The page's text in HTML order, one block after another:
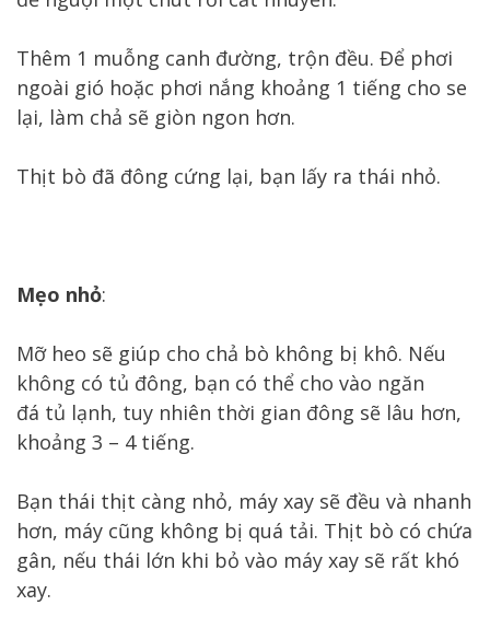
Thêm 1 muỗng canh đường, trộn đều. Để phơi
ngoài gió hoặc phơi nắng khoảng 1 tiếng cho se
lại, làm chả sẽ giòn ngon hơn.
Thịt bò đã đông cứng lại, bạn lấy ra thái nhỏ.
Mẹo nhỏ:
Mỡ heo sẽ giúp cho chả bò không bị khô. Nếu
không có tủ đông, bạn có thể cho vào ngăn
đá tủ lạnh, tuy nhiên thời gian đông sẽ lâu hơn,
khoảng 3 – 4 tiếng.
Bạn thái thịt càng nhỏ, máy xay sẽ đều và nhanh
hơn, máy cũng không bị quá tải. Thịt bò có chứa
gân, nếu thái lớn khi bỏ vào máy xay sẽ rất khó
xay.